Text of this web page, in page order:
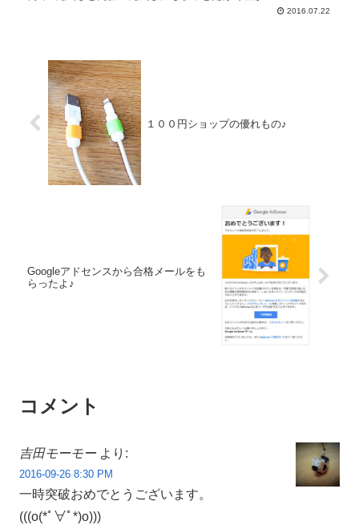
2016.07.22
１００円ショップの優れもの♪
Googleアドセンスから合格メールをも
らったよ♪
コメント
吉田モーモー より:
2016-09-26 8:30 PM
一時突破おめでとうございます。
(((o(*ﾟ∀ﾟ*)o)))